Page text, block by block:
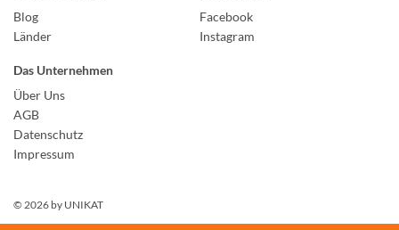
Blog
Länder
Facebook
Instagram
Das Unternehmen
Über Uns
AGB
Datenschutz
Impressum
© 2026 by UNIKAT